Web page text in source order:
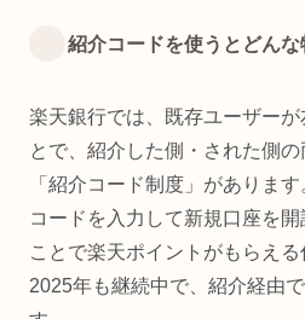
紹介コードを使うとどんな
楽天銀行では、既存ユーザー
とで、紹介した側・された側
「紹介コード制度」があります
コードを入力して新規口座を
ことで楽天ポイントがもらえる
2025年も継続中で、紹介経由